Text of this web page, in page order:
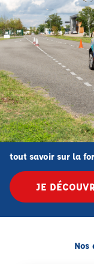
tout savoir sur la
JE
Nos